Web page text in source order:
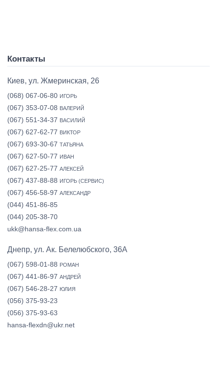
Контакты
Киев, ул. Жмеринская, 26
(068) 067-06-80 ИГОРЬ
(067) 353-07-08 ВАЛЕРИЙ
(067) 551-34-37 ВАСИЛИЙ
(067) 627-62-77 ВИКТОР
(067) 693-30-67 ТАТЬЯНА
(067) 627-50-77 ИВАН
(067) 627-25-77 АЛЕКСЕЙ
(067) 437-88-88 ИГОРЬ (СЕРВИС)
(067) 456-58-97 АЛЕКСАНДР
(044) 451-86-85
(044) 205-38-70
ukk@hansa-flex.com.ua
Днепр, ул. Ак. Белелюбского, 36А
(067) 598-01-88 РОМАН
(067) 441-86-97 АНДРЕЙ
(067) 546-28-27 ЮЛИЯ
(056) 375-93-23
(056) 375-93-63
hansa-flexdn@ukr.net